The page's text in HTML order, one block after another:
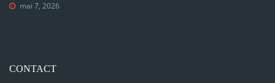
mai 7, 2026
CONTACT